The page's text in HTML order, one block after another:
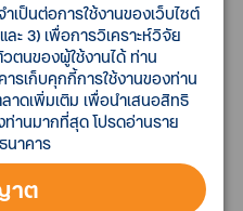
นาน เกาหลีใต้ก็พร้อมรับ
ประเทศแรก ๆ ในเอเชีย ที่
นที่สาธารณะได้
เป็นต่อการใช้งานของเว็บไซต์
ะ 3) เพื่อการวิเคราะห์วิจัย
ตนของผู้ใช้งานได้ ท่าน
รเก็บคุกกี้การใช้งานของท่าน
าดเพิ่มเติม เพื่อนำเสนอสิทธิ
านมากที่สุด โปรดอ่านราย
นาคาร
าต